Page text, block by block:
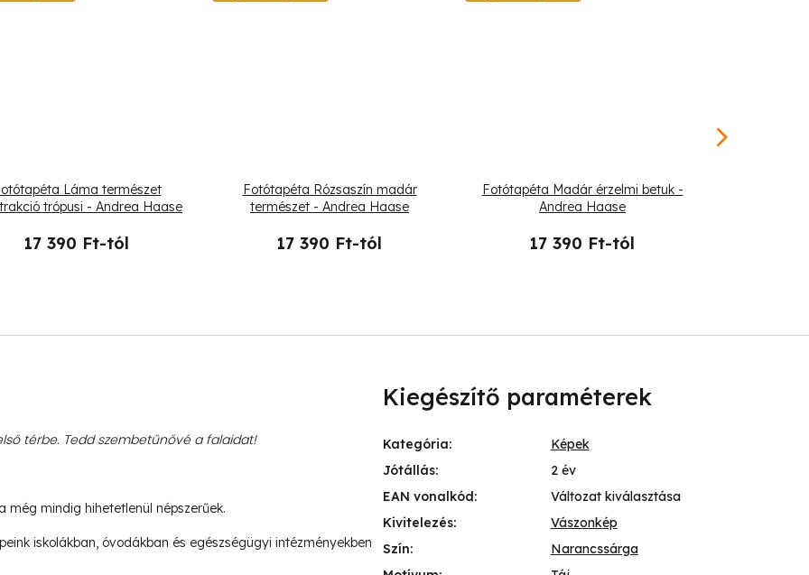
Láma természet
trópusi - Andrea Haase
17 390 Ft-tól
Fotótapéta Rózsaszín madár
természet - Andrea Haase
17 390 Ft-tól
Fotótapéta Madár érzelmi betuk -
Andrea Haase
17 390 Ft-tól
térbe. Tedd szembetűnővé a falaidat!
még mindig hihetetlenül népszerűek.
iskolákban, óvodákban és egészségügyi intézményekben
Kiegészítő paraméterek
Kategória:
Képek
Jótállás:
2 év
EAN vonalkód:
Változat kiválasztása
Kivitelezés:
Vászonkép
Szín:
Narancssárga